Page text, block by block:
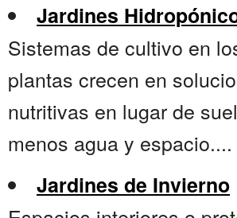
Jardines
Sistemas de cultivo en
plantas crecen en
nutritivas en lugar de
menos agua y espacio....
Jardines de Invierno